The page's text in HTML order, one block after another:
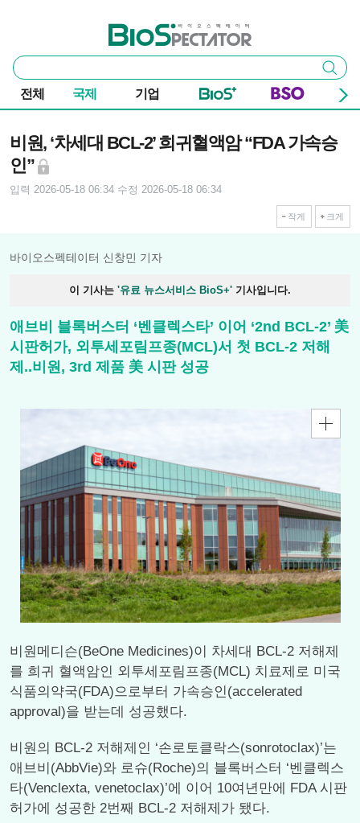
바이오스펙테이터
통
합
검
색
검색
전체 국제 기업
비원, ‘차세대 BCL-2’ 희귀혈액암 “FDA 가속승
인”
입력 2026-05-18 06:34 수정 2026-05-18 06:34
작게 크게
바이오스펙테이터 신창민 기자
이 기사는 '유료 뉴스서비스 BioS+' 기사입니다.
애브비 블록버스터 ‘벤클렉스타’ 이어 ‘2nd BCL-2’ 美
시판허가, 외투세포림프종(MCL)서 첫 BCL-2 저해
제..비원, 3rd 제품 美 시판 성공
비원메디슨(BeOne Medicines)이 차세대 BCL-2 저해제
를 희귀 혈액암인 외투세포림프종(MCL) 치료제로 미국
식품의약국(FDA)으로부터 가속승인(accelerated
approval)을 받는데 성공했다.
비원의 BCL-2 저해제인 ‘손로토클락스(sonrotoclax)’는
애브비(AbbVie)와 로슈(Roche)의 블록버스터 ‘벤클렉스
타(Venclexta, venetoclax)’에 이어 10여년만에 FDA 시판
허가에 성공한 2번째 BCL-2 저해제가 됐다.